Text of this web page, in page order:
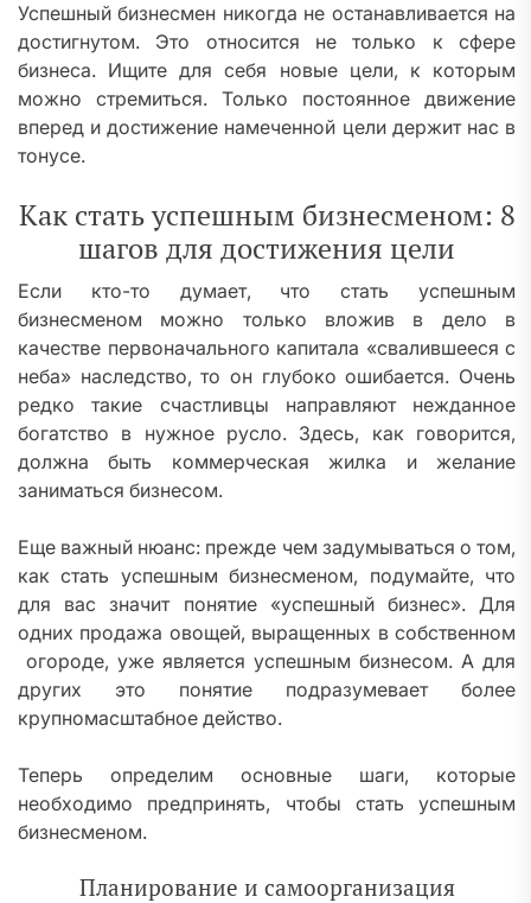
Успешный бизнесмен никогда не останавливается на
достигнутом. Это относится не только к сфере
бизнеса. Ищите для себя новые цели, к которым
можно стремиться. Только постоянное движение
вперед и достижение намеченной цели держит нас в
тонусе.
Как стать успешным бизнесменом: 8
шагов для достижения цели
Если кто-то думает, что стать успешным
бизнесменом можно только вложив в дело в
качестве первоначального капитала «свалившееся с
неба» наследство, то он глубоко ошибается. Очень
редко такие счастливцы направляют нежданное
богатство в нужное русло. Здесь, как говорится,
должна быть коммерческая жилка и желание
заниматься бизнесом.
Еще важный нюанс: прежде чем задумываться о том,
как стать успешным бизнесменом, подумайте, что
для вас значит понятие «успешный бизнес». Для
одних продажа овощей, выращенных в собственном
огороде, уже является успешным бизнесом. А для
других это понятие подразумевает более
крупномасштабное действо.
Теперь определим основные шаги, которые
необходимо предпринять, чтобы стать успешным
бизнесменом.
Планирование и самоорганизация